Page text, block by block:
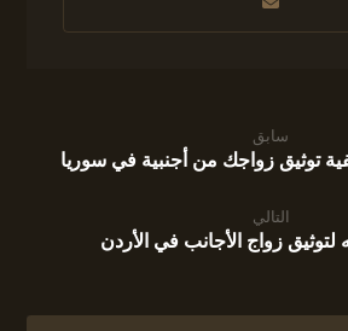
سابق
توثيق زواجك من أجنبية في سوريا
التالي
زواج الأجانب في الأردن